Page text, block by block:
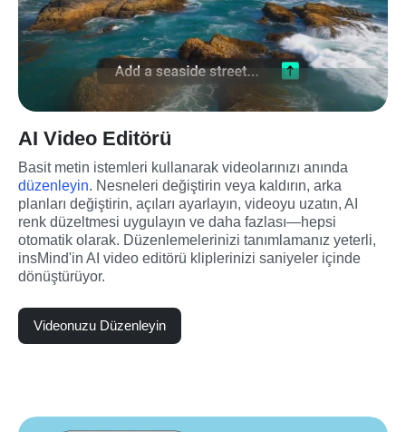
AI Video Editörü
düzenleyin. Nesneleri değiştirin veya kaldırın, arka
planları değiştirin, açıları ayarlayın, videoyu uzatın, AI
renk düzeltmesi uygulayın ve daha fazlası—hepsi
otomatik olarak. Düzenlemelerinizi tanımlamanız yeterli,
insMind'in AI video editörü kliplerinizi saniyeler içinde
dönüştürüyor.
Videonuzu Düzenleyin